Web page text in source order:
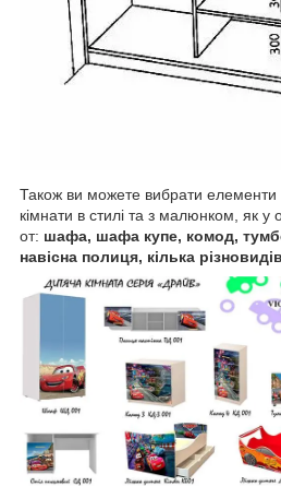
Також ви можете вибрати елементи
кімнати в стилі та з малюнком, як у
от: шафа, шафа купе, комод,
навісна полиця, кілька